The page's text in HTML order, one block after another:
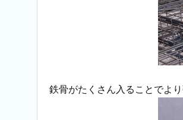
鉄骨がたくさん入ることでよ